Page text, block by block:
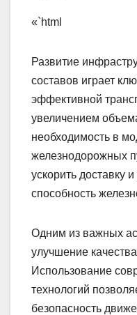
«`html
Развитие
составов играет
эффективной
увеличением
необходимость в
железнодорожных
ускорить доставку
способность
Одним из важных
улучшение
Использование
технологий
безопасность